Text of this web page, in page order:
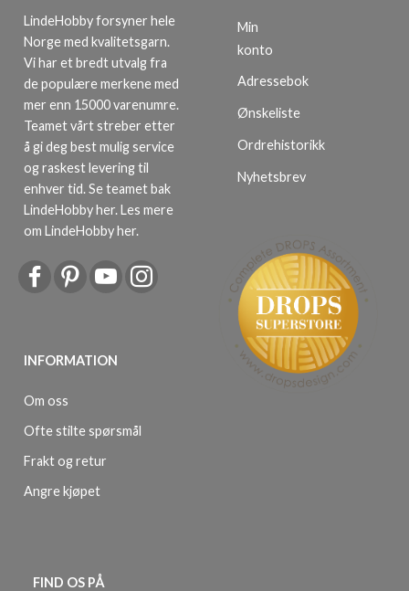
LindeHobby forsyner hele
Norge med kvalitetsgarn.
Vi har et bredt utvalg fra
de populære merkene med
mer enn 15000 varenumre.
Teamet vårt streber etter
å gi deg best mulig service
og raskest levering til
enhver tid. Se teamet bak
LindeHobby her.Les mere
om LindeHobby her.
INFORMATION
Om oss
Ofte stilte spørsmål
Frakt og retur
Angre kjøpet
Min
konto
Adressebok
Ønskeliste
Ordrehistorikk
Nyhetsbrev
FIND OS PÅ